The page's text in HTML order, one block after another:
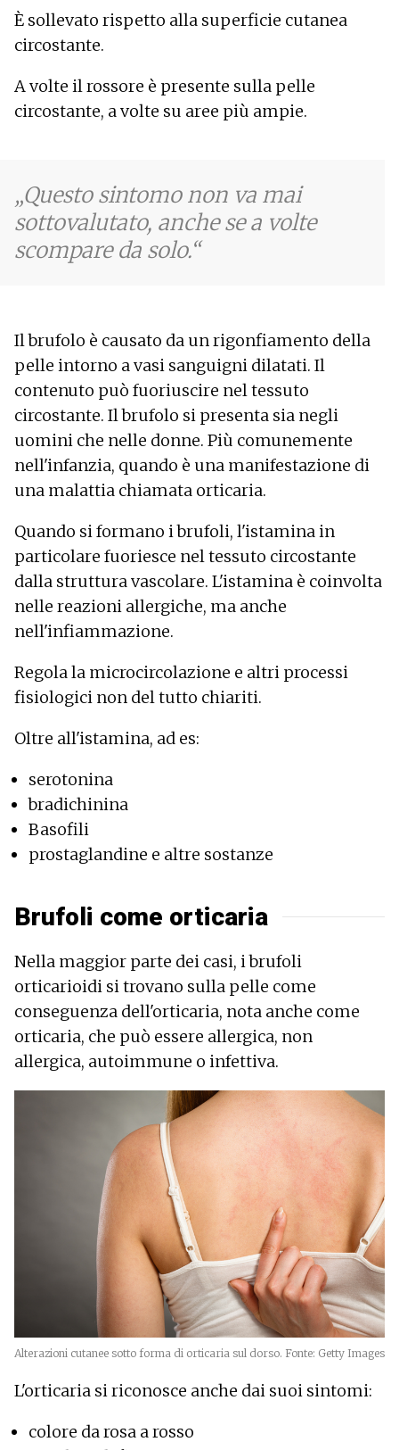
È sollevato rispetto alla superficie cutanea
circostante.
A volte il rossore è presente sulla pelle
circostante, a volte su aree più ampie.
Questo sintomo non va mai
sottovalutato, anche se a volte
scompare da solo.
Il brufolo è causato da un rigonfiamento della
pelle intorno a vasi sanguigni dilatati. Il
contenuto può fuoriuscire nel tessuto
circostante. Il brufolo si presenta sia negli
uomini che nelle donne. Più comunemente
nell'infanzia, quando è una manifestazione di
una malattia chiamata orticaria.
Quando si formano i brufoli, l'istamina in
particolare fuoriesce nel tessuto circostante
dalla struttura vascolare. L'istamina è coinvolta
nelle reazioni allergiche, ma anche
nell'infiammazione.
Regola la microcircolazione e altri processi
fisiologici non del tutto chiariti.
Oltre all'istamina, ad es:
serotonina
bradichinina
Basofili
prostaglandine e altre sostanze
Brufoli come orticaria
Nella maggior parte dei casi, i brufoli
orticarioidi si trovano sulla pelle come
conseguenza dell'orticaria, nota anche come
orticaria, che può essere allergica, non
allergica, autoimmune o infettiva.
Alterazioni cutanee sotto forma di orticaria sul dorso. Fonte: Getty Images
L'orticaria si riconosce anche dai suoi sintomi:
colore da rosa a rosso